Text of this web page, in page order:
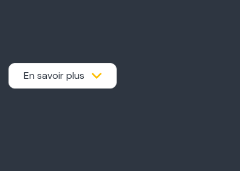
investissement locatif saisonnier
TECH IMMOBILIER
En savoir plus